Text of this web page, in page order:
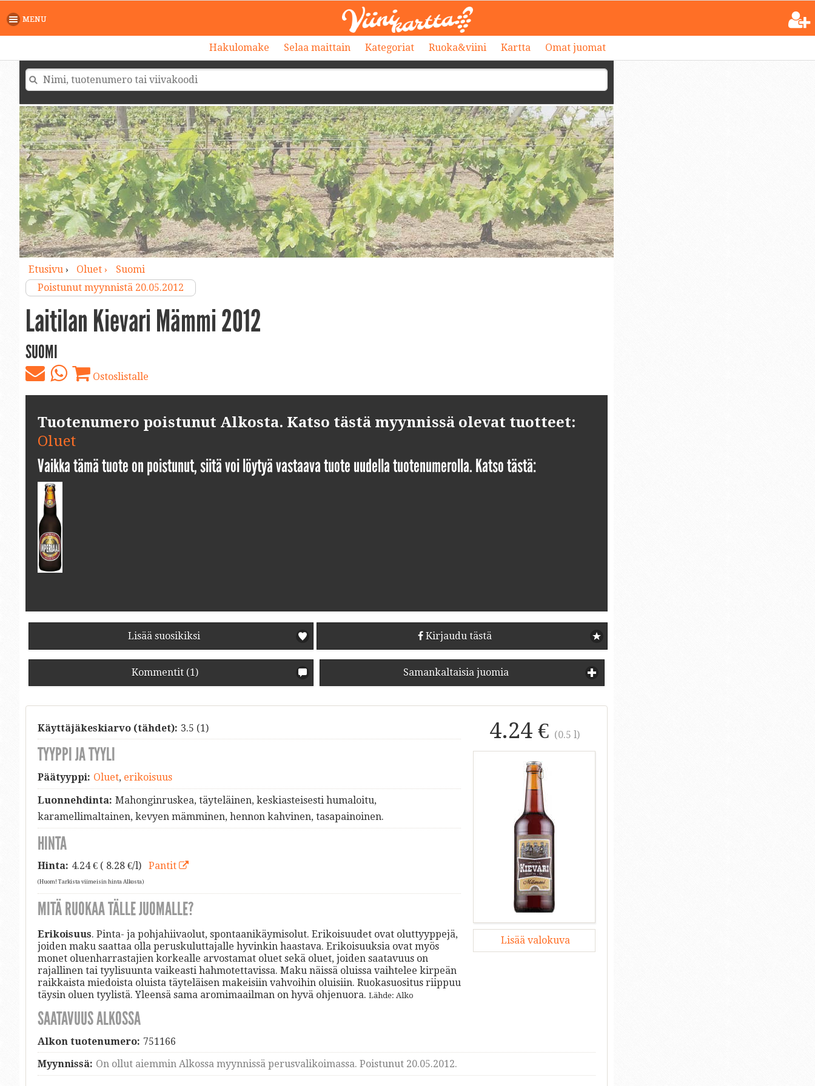
MENU
Hakulomake Selaa maittain Kategoriat Ruoka&viini Kartta Omat juomat
Etusivu› Oluet ›
Suomi
Poistunut myynnistä 20.05.2012
Laitilan Kievari Mämmi 2012
SUOMI
Ostoslistalle
Tuotenumero poistunut Alkosta. Katso tästä myynnissä olevat tuotteet:
Oluet
Vaikka tämä tuote on poistunut, siitä voi löytyä vastaava tuote uudella tuotenumerolla. Katso tästä:
Lisää suosikiksi Kirjaudu tästä
Kommentit (1) Samankaltaisia juomia
4.24 € (0.5 l)
Lisää valokuva
Käyttäjäkeskiarvo (tähdet): 3.5 (1)
TYYPPI JA TYYLI
Päätyyppi: Oluet, erikoisuus
Luonnehdinta: Mahonginruskea, täyteläinen, keskiasteisesti humaloitu,
karamellimaltainen, kevyen mämminen, hennon kahvinen, tasapainoinen.
HINTA
Hinta: 4.24€ ( 8.28 €/l) Pantit
(Huom! Tarkista viimeisin hinta Alkosta)
MITÄ RUOKAA TÄLLE JUOMALLE?
Erikoisuus. Pinta- ja pohjahiivaolut, spontaanikäymisolut. Erikoisuudet ovat oluttyyppejä,
joiden maku saattaa olla peruskuluttajalle hyvinkin haastava. Erikoisuuksia ovat myös
monet oluenharrastajien korkealle arvostamat oluet sekä oluet, joiden saatavuus on
rajallinen tai tyylisuunta vaikeasti hahmotettavissa. Maku näissä oluissa vaihtelee kirpeän
raikkaista miedoista oluista täyteläisen makeisiin vahvoihin oluisiin. Ruokasuositus riippuu
täysin oluen tyylistä. Yleensä sama aromimaailman on hyvä ohjenuora. Lähde: Alko
SAATAVUUS ALKOSSA
Alkon tuotenumero: 751166
Myynnissä: On ollut aiemmin Alkossa myynnissä perusvalikoimassa. Poistunut 20.05.2012.